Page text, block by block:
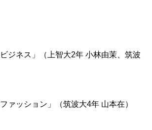
ビジネス」（上智大2年 小林由茉、筑波
ファッション」（筑波大4年 山本在）